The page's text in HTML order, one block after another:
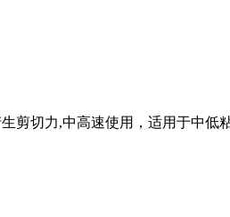
剪切力,中高速使用，适用于中低